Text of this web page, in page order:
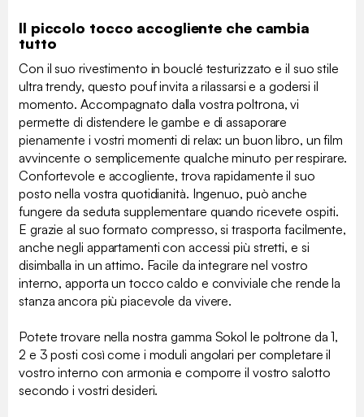
Il piccolo tocco accogliente che cambia
tutto
Con il suo rivestimento in bouclé testurizzato e il suo stile
ultra trendy, questo pouf invita a rilassarsi e a godersi il
momento. Accompagnato dalla vostra poltrona, vi
permette di distendere le gambe e di assaporare
pienamente i vostri momenti di relax: un buon libro, un film
avvincente o semplicemente qualche minuto per respirare.
Confortevole e accogliente, trova rapidamente il suo
posto nella vostra quotidianità. Ingenuo, può anche
fungere da seduta supplementare quando ricevete ospiti.
E grazie al suo formato compresso, si trasporta facilmente,
anche negli appartamenti con accessi più stretti, e si
disimballa in un attimo. Facile da integrare nel vostro
interno, apporta un tocco caldo e conviviale che rende la
stanza ancora più piacevole da vivere.
Potete trovare nella nostra gamma Sokol le poltrone da 1,
2 e 3 posti così come i moduli angolari per completare il
vostro interno con armonia e comporre il vostro salotto
secondo i vostri desideri.